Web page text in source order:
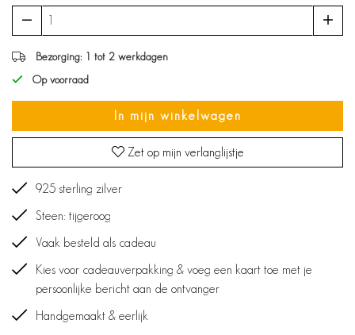
Bezorging: 1 tot 2 werkdagen
Op voorraad
In mijn winkelwagen
Zet op mijn verlanglijstje
925 sterling zilver
Steen: tijgeroog
Vaak besteld als cadeau
Kies voor cadeauverpakking & voeg een kaart toe met je
persoonlijke bericht aan de ontvanger
Handgemaakt & eerlijk